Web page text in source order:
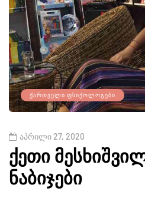
ᲥᲐᲠᲗᲕᲔᲚᲘ ᲤᲡᲘᲥᲝᲚᲝᲒᲔᲑᲘ
აპრილი 27, 2020
ქეთი
ნაბიჯები